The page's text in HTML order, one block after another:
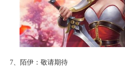
7、陌伊：敬请期待